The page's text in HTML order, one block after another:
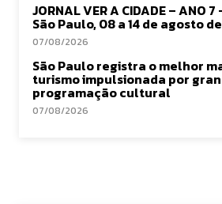
JORNAL VER A CIDADE – ANO 7
São Paulo, 08 a 14 de agosto
07/08/2026
São Paulo registra o melhor
turismo impulsionada por
programação cultural
07/08/2026